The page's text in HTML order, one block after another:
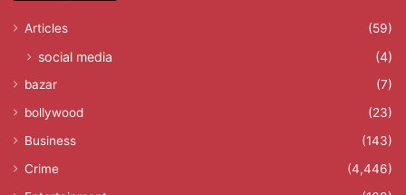
Articles (59)
social media (4)
bazar
(7)
bollywood
(23)
Business
(143)
Crime
(4,446)